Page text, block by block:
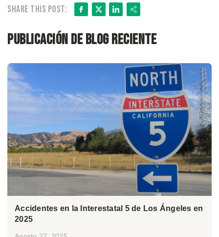
Share this post: Facebook
X LinkedIn
Share
Publicación de blog reciente
Accidentes en la Interestatal 5 de Los Ángeles en
2025